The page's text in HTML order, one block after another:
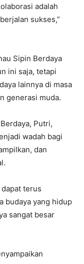
adalah
sukses,”
Sipin Berdaya
ini saja, tetapi
lainnya di masa
generasi muda.
Putri,
wadah bagi
dan
dapat terus
budaya yang hidup
sangat besar